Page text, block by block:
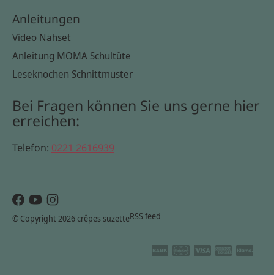
Anleitungen
Video Nähset
Anleitung MOMA Schultüte
Leseknochen Schnittmuster
Bei Fragen können Sie uns gerne hier
erreichen:
Telefon: 0221 2616939
© Copyright 2026 crêpes suzetteRSS feed